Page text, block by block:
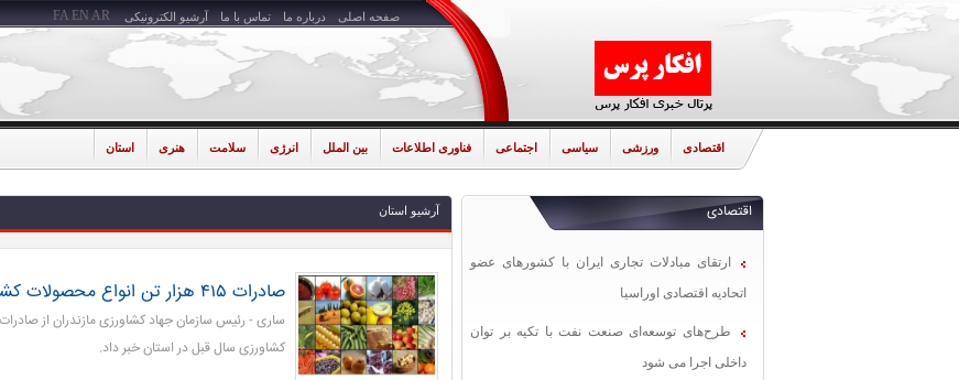
صفحه اصلی درباره ما تماس با ما آرشیو الکترونیکی FA EN AR
اقتصادی ورزشی سیاسی اجتماعی فناوری اطلاعات بین الملل انرژی سلامت هنری استان
اقتصادی
ارتقای مبادلات تجاری ایران با کشورهای عضو
اتحادیه اقتصادی اوراسیا
طرح‌های توسعه‌ای صنعت نفت با تکیه بر توان
داخلی اجرا می شود
آرشیو استان
صادرات ۴۱۵ هزار تن انواع محصولات کشاورزی در مازندران
کشاورزی سال قبل در استان خبر داد.